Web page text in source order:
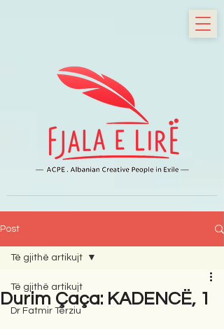
Post
Të gjithë artikujt
Dr Fatmir Terziu
Të gjithë artikujt
Durim Çaça: KADENCË, 1